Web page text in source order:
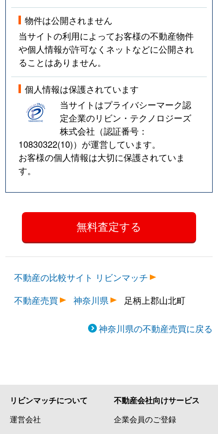
物件は公開されません
当サイトの利用によってお客様の不動産物件
や個人情報が許可なくネットなどに公開され
ることはありません。
個人情報は保護されています
当サイトはプライバシーマーク認
定企業のリビン・テクノロジーズ
株式会社（認証番号：
10830322(10)）が運営しています。
お客様の個人情報は大切に保護されていま
す。
不動産の比較サイト リビンマッチ
不動産売買
神奈川県 足柄上郡山北町
神奈川県の不動産売買に戻る
リビンマッチについて
運営会社
不動産会社向けサービス
企業会員のご登録